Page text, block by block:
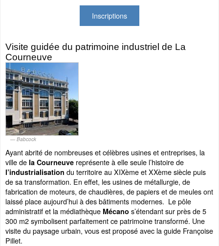
Inscriptions
Visite guidée du patrimoine industriel de La
Courneuve
Babcock
Ayant abrité de nombreuses et célèbres usines et entreprises, la
ville de la Courneuve représente à elle seule l’histoire de
l’industrialisation du territoire au XIXème et XXème siècle puis
de sa transformation. En effet, les usines de métallurgie, de
fabrication de moteurs, de chaudières, de papiers et de meules ont
laissé place aujourd’hui à des bâtiments modernes. Le pôle
administratif et la médiathèque Mécano s’étendant sur près de 5
300 m2 symbolisent parfaitement ce patrimoine transformé. Une
visite du paysage urbain, vous est proposé avec la guide Françoise
Pillet.